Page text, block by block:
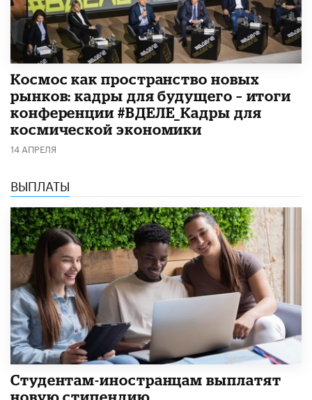
Космос как пространство новых
рынков: кадры для будущего – итоги
конференции #ВДЕЛЕ_Кадры для
космической экономики
14 АПРЕЛЯ
ВЫПЛАТЫ
Студентам-иностранцам выплатят